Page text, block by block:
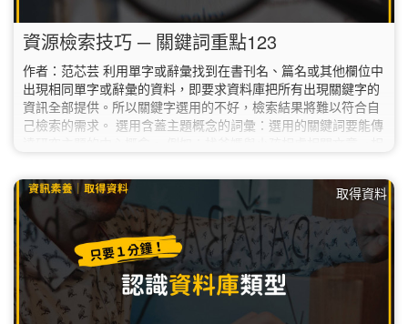
資源檢索技巧 ─ 關鍵詞重點123
作者：范芯芸 利用單字或辭彙找到在書刊名、篇名或其他欄位中
出現相同單字或辭彙的資料，即要求資料庫把所有出現關鍵字的
資訊全部提供。所以關鍵字選用的不好，檢索結果將難以符合自
己檢索的需求。 選用含蓋主題概念的詞彙：選用的關鍵詞要能傳
明確的字彙，不要使用一般性或共通性的詞彙。例如：家庭VS隔
代教養家庭。…
取得資料